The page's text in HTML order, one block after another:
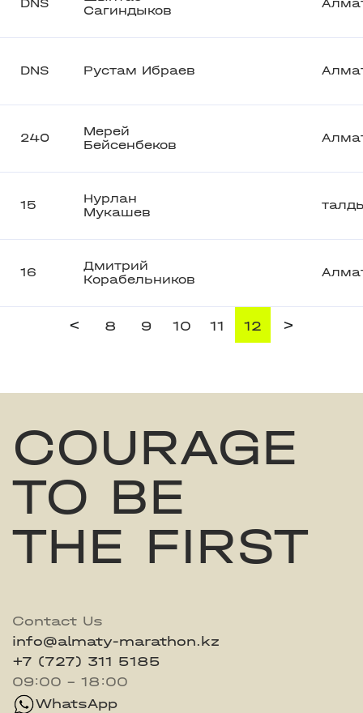
DNS
Сагиндыков
DNS Рустам Ибраев
240
Мерей
Бейсенбеков
15
Нурлан
Мукашев
16
Дмитрий
Корабельников
< 8 9 10 11 12 >
COURAGE
TO BE
THE FIRST
Contact Us
info@almaty-marathon.kz
+7 (727) 311 5185
09:00 - 18:00
WhatsApp